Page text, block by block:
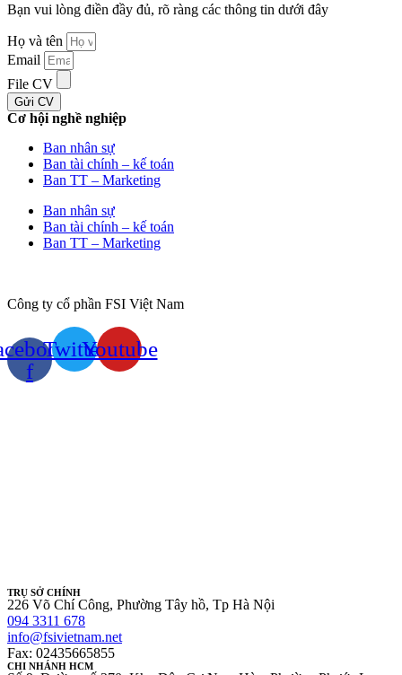
Bạn vui lòng điền đầy đủ, rõ ràng các thông tin dưới đây ​
Họ và tên
Email
File CV
Gửi CV
Cơ hội nghề nghiệp
Ban nhân sự
Ban tài chính – kế toán
Ban TT – Marketing
Ban nhân sự
Ban tài chính – kế toán
Ban TT – Marketing
Công ty cổ phần FSI Việt Nam
f
TwitterYoutube
TRỤ SỞ CHÍNH
226 Võ Chí Công, Phường Tây hồ, Tp Hà Nội
094 3311 678
info@fsivietnam.net
Fax: 02435665855
CHI NHÁNH HCM